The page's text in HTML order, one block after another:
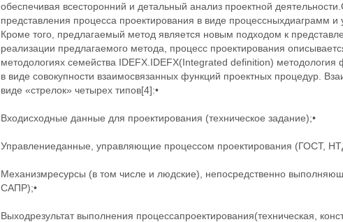
обеспечивая всесторонний и детальный анализ проектной
представления процесса проектирования в виде процессныхдиаграмм и
Кроме того, предлагаемый метод является новым подходом к
реализации предлагаемого метода, процесс проектирования
методологиях семейства IDEFX.IDEFX(Integrated definition)
в виде совокупности взаимосвязанных функций ‬проектных процедур.
виде «стрелок» четырех типов[4]:•
Вход‬исходные данные для проектирования (техническое задание);•
Управление‬данные, управляющие процессом проектирования (ГОСТ,
Механизм‬ресурсы (в том числе и людские), непосредственно
САПР);•
Выход‬результат выполнения процессапроектирования(техническая,